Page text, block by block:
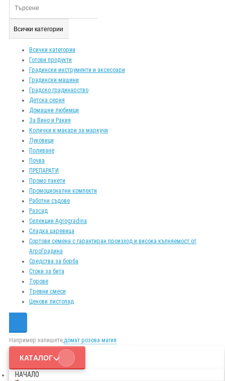
Всички категории
Всички категории
Готови продукти
Градински инструменти и аксесоари
Градински машини
Градско градинарство
Детска серия
Домашни любимци
За Вино и Ракия
Колички и макари за маркучи
Луковици
Поливане
Почва
ПРЕПАРАТИ
Промо пакети
Промоционални компекти
Работни съдове
Разсад
Селекции Agrogradina
Сладка царевица
Сортови семена с гарантиран произход и висока кълняемост от
АгроГрадина
Средства за борба
Стоки за бита
Торове
Тревни смеси
Ценови листопад
Например напишете,домат розова магия
КАТАЛОГ
НАЧАЛО